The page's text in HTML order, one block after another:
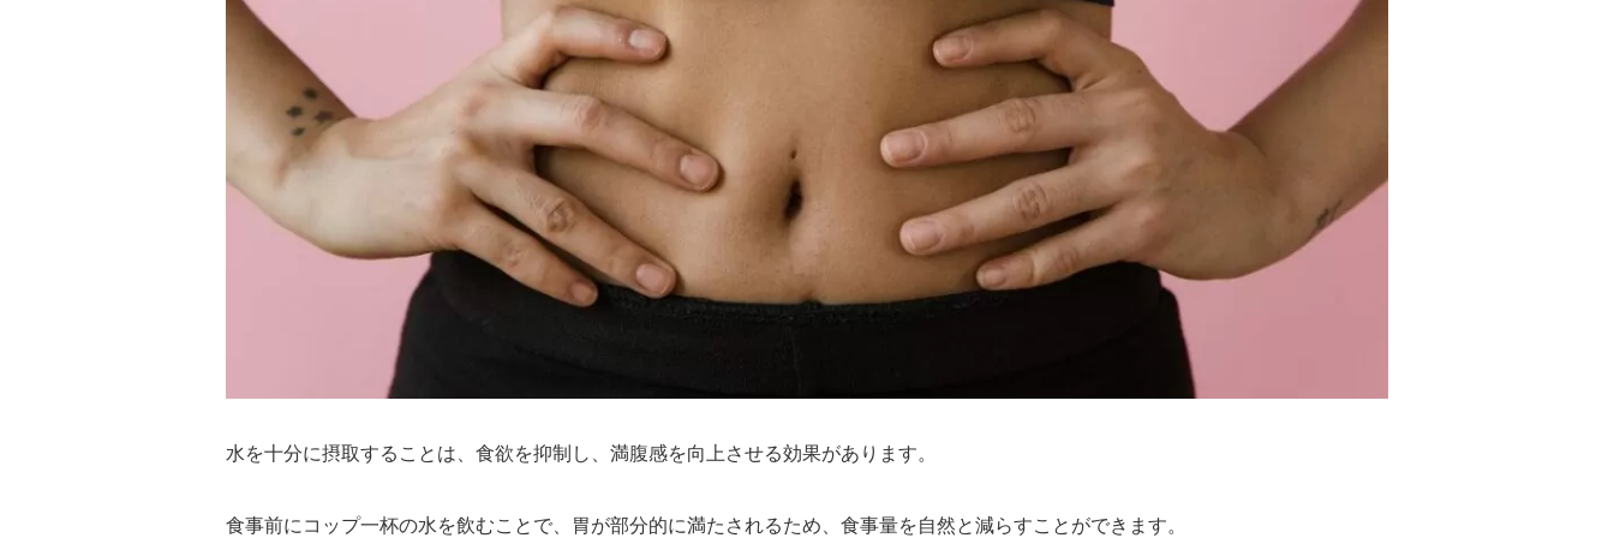
水を十分に摂取することは、食欲を抑制し、満腹感を向上させる効果があります。
食事前にコップ一杯の水を飲むことで、胃が部分的に満たされるため、食事量を自然と減らすことができます。